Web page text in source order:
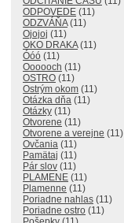
ODPOVEDE (11)
ODZVÁŇA(11)
Ojojoj (11)
OKO DRAKA(11)
Óóó (11)
Oooooch (11)
OSTRO (11)
Ostrým okom (11)
Otázka dňa (11)
Otázky (11)
Otvorene (11)
Otvorene a verejne (11)
Ovčania (11)
Pamätaj (11)
Pár slov (11)
PLAMENE (11)
Plamenne (11)
Poriadne nahlas (11)
Poriadne ostro (11)